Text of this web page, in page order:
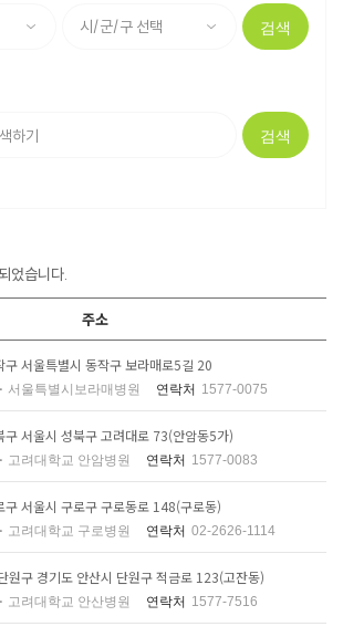
검색
검색
었습니다.
주소
서울특별시 동작구 보라매로5길 20
서울특별시보라매병원 연락처 1577-0075
서울시 성북구 고려대로 73(안암동5가)
고려대학교 안암병원 연락처 1577-0083
서울시 구로구 구로동로 148(구로동)
고려대학교 구로병원 연락처 02-2626-1114
원구 경기도 안산시 단원구 적금로 123(고잔동)
고려대학교 안산병원 연락처 1577-7516